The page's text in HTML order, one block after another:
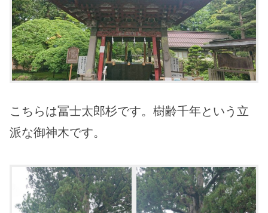
こちらは冨士太郎杉です。樹齢千年という立
派な御神木です。